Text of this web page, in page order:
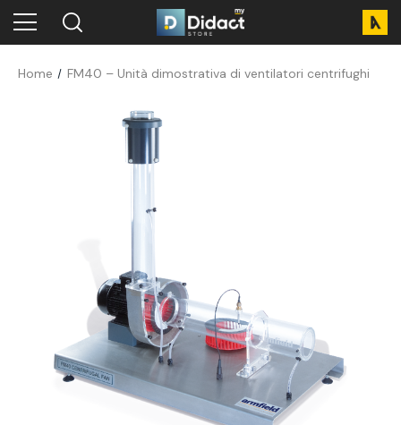
Home FM40 – Unità dimostrativa di ventilatori centrifughi